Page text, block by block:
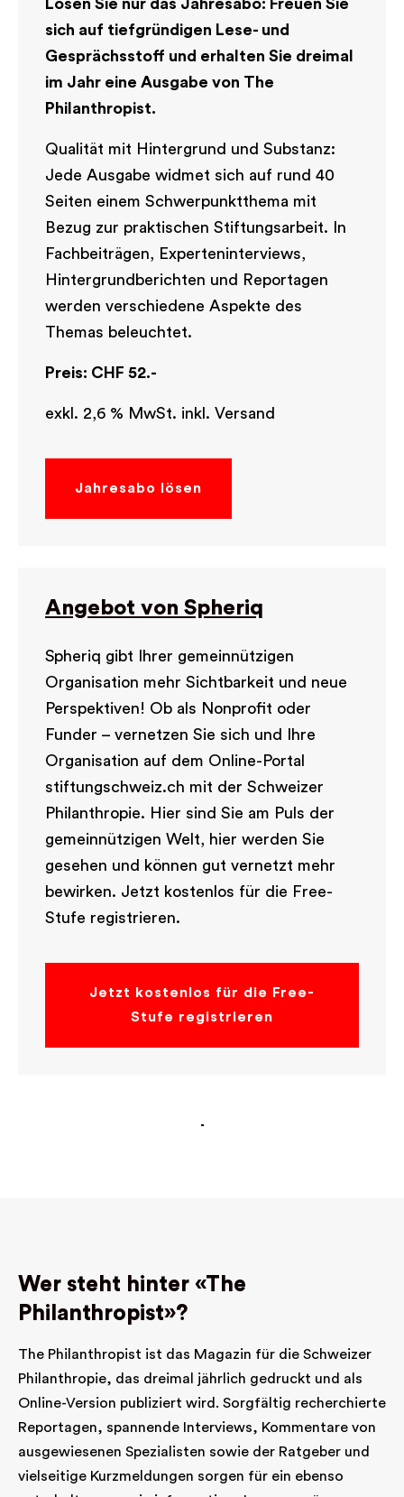
Lösen Sie nur das Jahresabo: Freuen Sie
sich auf tiefgründigen Lese- und
Gesprächsstoff und erhalten Sie dreimal
im Jahr eine Ausgabe von The
Philanthropist.
Qualität mit Hintergrund und Substanz:
Jede Ausgabe widmet sich auf rund 40
Seiten einem Schwerpunktthema mit
Bezug zur praktischen Stiftungsarbeit. In
Fachbeiträgen, Experteninterviews,
Hintergrundberichten und Reportagen
werden verschiedene Aspekte des
Themas beleuchtet.
Preis: CHF 52.-
exkl. 2,6 % MwSt. inkl. Versand
Jahresabo lösen
Angebot von Spheriq
Spheriq gibt Ihrer gemeinnützigen
Organisation mehr Sichtbarkeit und neue
Perspektiven! Ob als Nonprofit oder
Funder – vernetzen Sie sich und Ihre
Organisation auf dem Online-Portal
stiftungschweiz.ch mit der Schweizer
Philanthropie. Hier sind Sie am Puls der
gemeinnützigen Welt, hier werden Sie
gesehen und können gut vernetzt mehr
bewirken. Jetzt kostenlos für die Free-
Stufe registrieren.
Jetzt kostenlos für die Free-
Stufe registrieren
Wer steht hinter «The
Philanthropist»?
The Philanthropist ist das Magazin für die Schweizer
Philanthropie, das dreimal jährlich gedruckt und als
Online-Version publiziert wird. Sorgfältig recherchierte
Reportagen, spannende Interviews, Kommentare von
ausgewiesenen Spezialisten sowie der Ratgeber und
vielseitige Kurzmeldungen sorgen für ein ebenso